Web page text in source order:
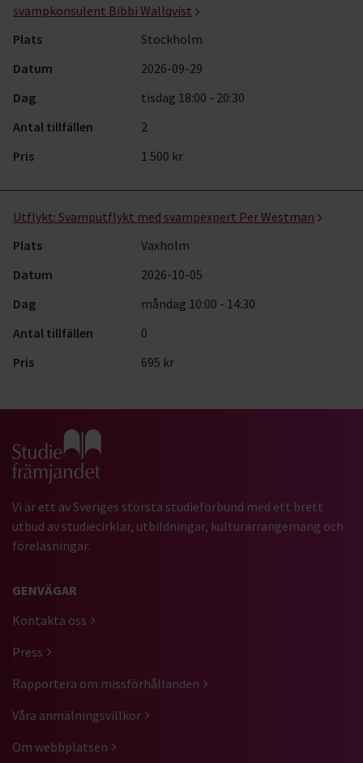
svampkonsulent Bibbi Wallqvist
Plats
Stockholm
Datum
2026-09-29
Dag
tisdag 18:00 - 20:30
Antal tillfällen
2
Pris
1 500 kr
Utflykt: Svamputflykt med svampexpert Per Westman
Plats
Vaxholm
Datum
2026-10-05
Dag
måndag 10:00 - 14:30
Antal tillfällen
0
Pris
695 kr
Gå till studiefrämjandets startsida
Vi är ett av Sveriges största studieförbund med ett brett
utbud av studiecirklar, utbildningar, kulturarrangemang och
föreläsningar.
GENVÄGAR
Kontakta oss
Press
Rapportera om missförhållanden
Våra anmälningsvillkor
Om webbplatsen